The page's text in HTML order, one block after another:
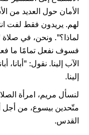
الأمان حول العديد من
لهم. يريدون فقط لفت
لماذا؟". ونحن، في صلاة
فسوف نفعل تمامًا ما
الآب إلينا. نقول:
إلينا.
لنسأل مريم، امرأة
متّحدين بيسوع، من أجل
القدس.